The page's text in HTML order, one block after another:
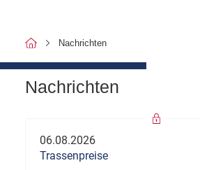
Nachrichten
Nachrichten
06.08.2026
Trassenpreise